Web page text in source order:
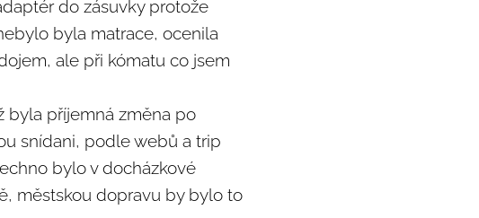
do zásuvky protože
byla matrace, ocenila
ale při kómatu co jsem
byla příjemná změna po
snídani, podle webů a trip
bylo v docházkové
městskou dopravu by bylo to